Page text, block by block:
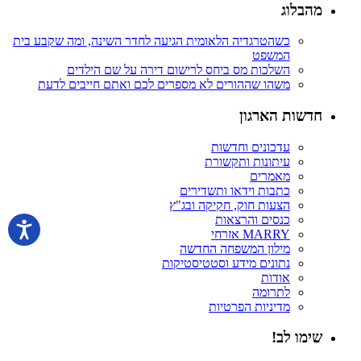
מהבלוג
כשהטרגדיה הלאומית הגיעה לחדר השינה, ומה שקבע בית
המשפט
השלכות מס ביחס לרישום דירה על שם הילדים
משהו שההורים לא מספרים לכם ואתם חייבים לדעת
חדשות הארגון
עדכונים וחדשות
עיתונות ותקשורת
מאמרים
כתבות וידאו ותשדירים
הצעות חוק, חקיקה ובג"ץ
כנסים והרצאות
MARRY אזרחי
מילון המשפחה החדשה
נתונים מידע וסטטיסטיקות
אודות
לתרומה
מדיניות הפרטיות
שימו לב!